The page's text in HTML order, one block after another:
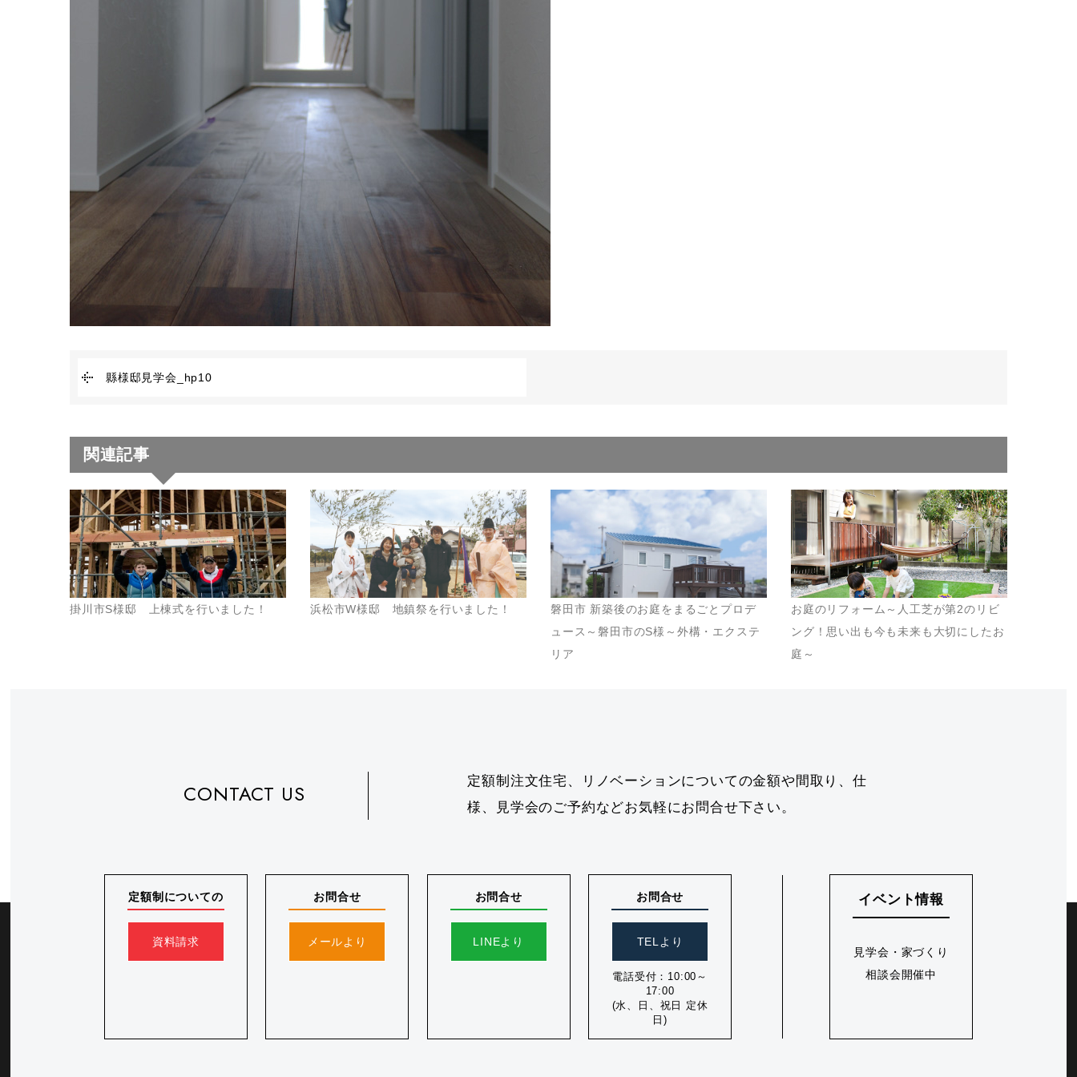
縣様邸見学会_hp10
関連記事
掛川市S様邸 上棟式を行いました！ 浜松市W様邸 地鎮祭を行いました！
磐田市 新築後のお庭をまるごとプロデ
ュース～磐田市のS様～外構・エクステ
リア
お庭のリフォーム～人工芝が第2のリビ
ング！思い出も今も未来も大切にしたお
庭～
CONTACT US
定額制注文住宅、リノベーションについての金額や間取り、仕
様、見学会のご予約などお気軽にお問合せ下さい。
定額制についての
資料請求
お問合せ
メールより
お問合せ
LINEより
お問合せ
TELより
電話受付：10:00～
17:00
(水、日、祝日 定休
日)
イベント情報
見学会・家づくり
相談会開催中